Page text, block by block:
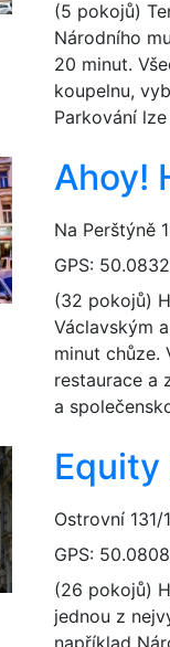
(5 pokojů)
Národního
20 minut.
koupelnu,
Parkování
Ahoy!
Na Perštýně
GPS:
(32 pokojů)
Václavským
minut chůze.
restaurace a
a
Equity
Ostrovní
GPS:
(26 pokojů)
jednou z
například